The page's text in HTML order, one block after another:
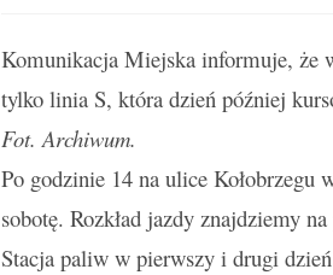
Komunikacja Miejska informuje, że
tylko linia S, która dzień później
Fot. Archiwum.
Po godzinie 14 na ulice Kołobrzegu
sobotę. Rozkład jazdy znajdziemy
Stacja paliw w pierwszy i drugi